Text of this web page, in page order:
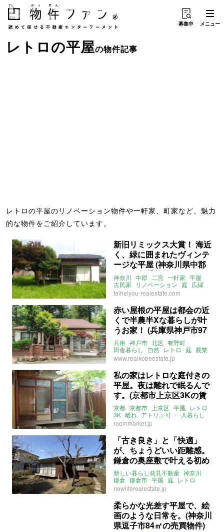
募集中 メニュー
レトロの平屋の物件記事
レトロの平屋のリノベーション物件や一軒家、町家など、魅力
的な物件をご紹介しています。
新旧リミックス大賞！ 海近
く、緑に囲まれたヴィンテ
ージな平屋 (神奈川県中郡
59㎡の賃貸物件)
神奈川 中郡 二宮 一軒家 平屋
古民家
リノベーション 庭 広縁
レトロ 2DK 海近
ペット飼育相談可 賃貸
taiheiyou-realestate.com
赤い屋根の平屋は都会の近
くで半農半Xな暮らしが叶
うお家！ (兵庫県神戸市97
㎡の売買物件)
兵庫 神戸市 北区 有野町
田舎暮らし
自然 レトロ 庭 農業
平屋 ライター：葱山紫蘇子
www.realkobeestate.jp
私の家はレトロな庭付きの
平屋。夜は離れで眠るんで
す。(京都市上京区3Kの賃
貸物件)
京都 京都市 上京区 平屋 レトロ
3K 離れ アトリエ可 一人暮らし
二人暮らし ルームマーケット
賃貸
roommarket.jp
「古き良き」と「快適」
が、ちょうどいい距離感。
鎌倉の奥座敷で叶える初め
ての平屋暮らし (神奈川県
鎌倉市76㎡の賃貸物件)
新しい暮らし発見不動産 神奈川
鎌倉 鎌倉市 平屋 庭 レトロ
一軒家 4DK 賃貸
newliferealestate.jp
柔らかな光差す平屋で、絵
画のような日常を。(神奈川
県逗子市84㎡の売買物件)